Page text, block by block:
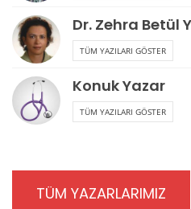
Dr. Zehra Betül
TÜM YAZILARI GÖSTER
Konuk Yazar
TÜM YAZILARI GÖSTER
TÜM YAZARLARIMIZ